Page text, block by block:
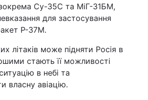
Су-35С та МіГ-31БМ,
для застосування
Р-37М.
літаків може підняти Росія в
стають її можливості
в небі та
власну авіацію.